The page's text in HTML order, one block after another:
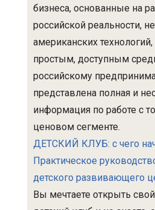
бизнеса, основанные на
российской реальности,
американских
простым, доступным
российскому
представлена полная и
информация по работе с
ценовом сегменте.
ДЕТСКИЙ КЛУБ: с чего
Практическое
детского развивающего
Вы мечтаете открыть